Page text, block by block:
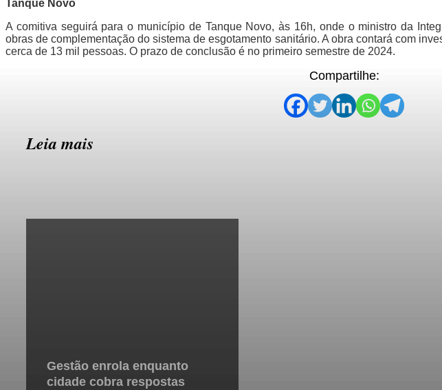
Tanque Novo
A comitiva seguirá para o município de Tanque Novo, às 16h, onde o ministro da
obras de complementação do sistema de esgotamento sanitário. A obra contará com
cerca de 13 mil pessoas. O prazo de conclusão é no primeiro semestre de 2024.
Compartilhe:
Leia mais
Gestão enrola enquanto
cidade cobra respostas